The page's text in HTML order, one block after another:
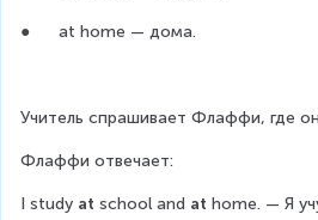
●      at home — дома.
Учитель спрашивает Флаффи, где
Флаффи отвечает:
I study at school and at home. — Я